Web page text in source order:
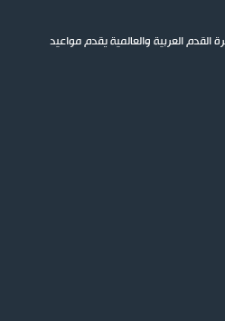
العربية والعالمية يقدم مواعيد